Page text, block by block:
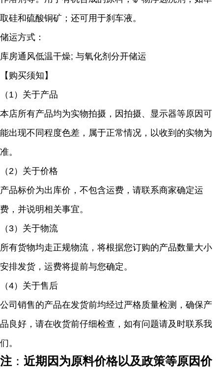
取硅和硫酸铜矿；还可用于刹车液。
储运方式：
库房通风低温干燥; 与氧化剂分开储运
【购买须知】
（ 1）关于产品
本店所有产品均为实物拍摄，因拍摄、显示器等原因可
能出现不同程度色差，属于正常情况，以收到的实物为
准。
（2）关于价格
产品标价为出库价，不包含运费，请联系商家确定运
费，并说明相关事宜。
（3）关于物流
所有货物均走正规物流，将根据您订购的产品数量大小
安排发货，运费将提前与您确定。
（4）关于售后
公司销售的产品在发货前均经过严格质量检测，确保产
品良好，请在收货前仔细检查，如有问题请及时联系我
们。
注 ： 近期因为原料价格以及政策等原因价